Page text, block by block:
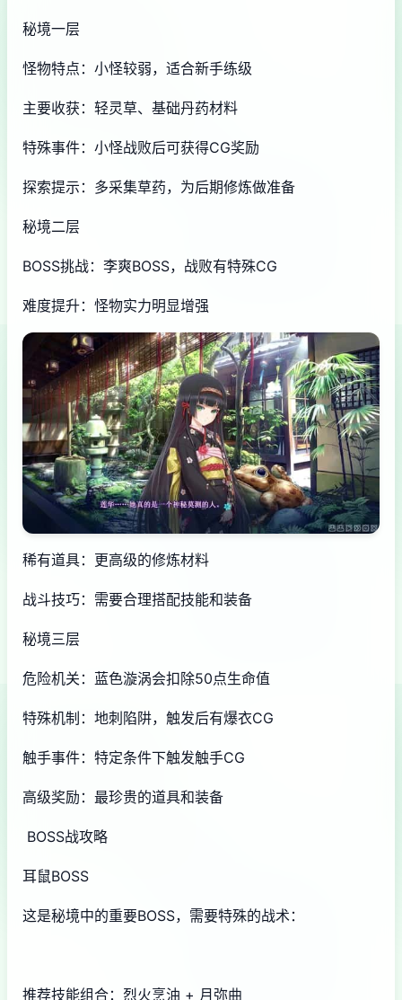
秘境一层
怪物特点：小怪较弱，适合新手练级
主要收获：轻灵草、基础丹药材料
特殊事件：小怪战败后可获得CG奖励
探索提示：多采集草药，为后期修炼做准备
秘境二层
BOSS挑战：李爽BOSS，战败有特殊CG
难度提升：怪物实力明显增强
稀有道具：更高级的修炼材料
战斗技巧：需要合理搭配技能和装备
秘境三层
危险机关：蓝色漩涡会扣除50点生命值
特殊机制：地刺陷阱，触发后有爆衣CG
触手事件：特定条件下触发触手CG
高级奖励：最珍贵的道具和装备
BOSS战攻略
耳鼠BOSS
这是秘境中的重要BOSS，需要特殊的战术：
推荐技能组合：烈火烹油 + 月弥曲